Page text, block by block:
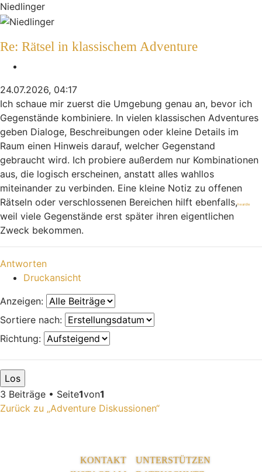
Niedlinger
Re: Rätsel in klassischem Adventure
24.07.2026, 04:17
Ich schaue mir zuerst die Umgebung genau an, bevor ich
Gegenstände kombiniere. In vielen klassischen Adventures
geben Dialoge, Beschreibungen oder kleine Details im
Raum einen Hinweis darauf, welcher Gegenstand
gebraucht wird. Ich probiere außerdem nur Kombinationen
aus, die logisch erscheinen, anstatt alles wahllos
miteinander zu verbinden. Eine kleine Notiz zu offenen
Rätseln oder verschlossenen Bereichen hilft ebenfalls,heardle
weil viele Gegenstände erst später ihren eigentlichen
Zweck bekommen.
Antworten
Druckansicht
Anzeigen:
Sortiere nach:
Richtung:
3 Beiträge • Seite1von1
Zurück zu „Adventure Diskussionen“
KONTAKT
UNTERSTÜTZEN